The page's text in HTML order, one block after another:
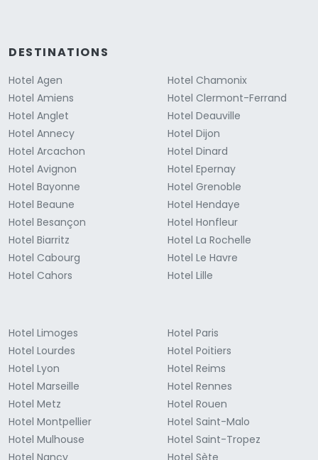
DESTINATIONS
Hotel Agen
Hotel Amiens
Hotel Anglet
Hotel Annecy
Hotel Arcachon
Hotel Avignon
Hotel Bayonne
Hotel Beaune
Hotel Besançon
Hotel Biarritz
Hotel Cabourg
Hotel Cahors
Hotel Chamonix
Hotel Clermont-Ferrand
Hotel Deauville
Hotel Dijon
Hotel Dinard
Hotel Epernay
Hotel Grenoble
Hotel Hendaye
Hotel Honfleur
Hotel La Rochelle
Hotel Le Havre
Hotel Lille
Hotel Limoges
Hotel Lourdes
Hotel Lyon
Hotel Marseille
Hotel Metz
Hotel Montpellier
Hotel Mulhouse
Hotel Paris
Hotel Poitiers
Hotel Reims
Hotel Rennes
Hotel Rouen
Hotel Saint-Malo
Hotel Saint-Tropez